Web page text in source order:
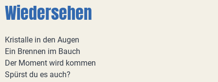
Wiedersehen
Kristalle in den Augen
Ein Brennen im Bauch
Der Moment wird kommen
Spürst du es auch?